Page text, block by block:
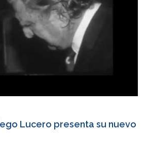
Lucero presenta su nuevo